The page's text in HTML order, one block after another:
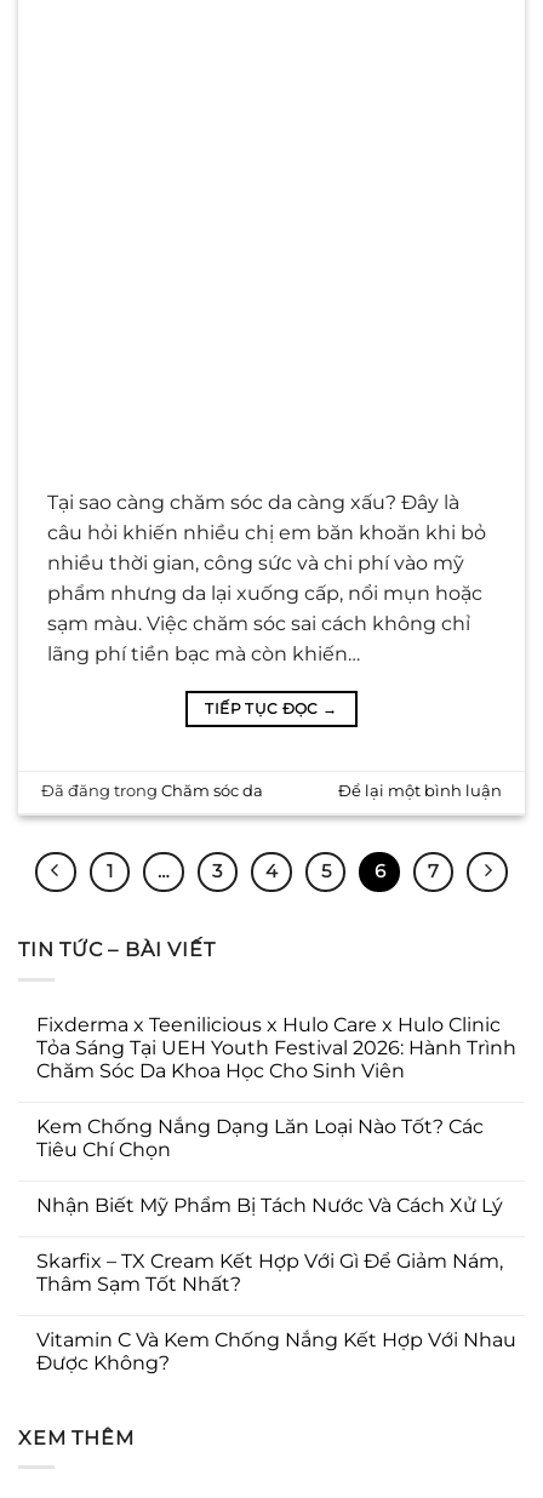
Tại sao càng chăm sóc da càng xấu? Đây là
câu hỏi khiến nhiều chị em băn khoăn khi bỏ
nhiều thời gian, công sức và chi phí vào mỹ
phẩm nhưng da lại xuống cấp, nổi mụn hoặc
sạm màu. Việc chăm sóc sai cách không chỉ
lãng phí tiền bạc mà còn khiến…
TIẾP TỤC ĐỌC →
Đã đăng trongChăm sóc da Để lại một bình luận
1 … 3 4 5 6 7
TIN TỨC – BÀI VIẾT
Fixderma x Teenilicious x Hulo Care x Hulo Clinic
Tỏa Sáng Tại UEH Youth Festival 2026: Hành Trình
Chăm Sóc Da Khoa Học Cho Sinh Viên
Kem Chống Nắng Dạng Lăn Loại Nào Tốt? Các
Tiêu Chí Chọn
Nhận Biết Mỹ Phẩm Bị Tách Nước Và Cách Xử Lý
Skarfix – TX Cream Kết Hợp Với Gì Để Giảm Nám,
Thâm Sạm Tốt Nhất?
Vitamin C Và Kem Chống Nắng Kết Hợp Với Nhau
Được Không?
XEM THÊM